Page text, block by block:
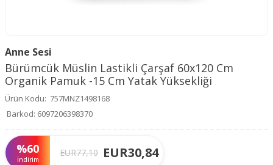
Anne Sesi
Bürümcük Müslin Lastikli Çarşaf 60x120 Cm
Organik Pamuk -15 Cm Yatak Yüksekliği
Ürün Kodu: 757MNZ1498168
Barkod: 6097206398370
%60
İndirim
EUR77,10 EUR30,84